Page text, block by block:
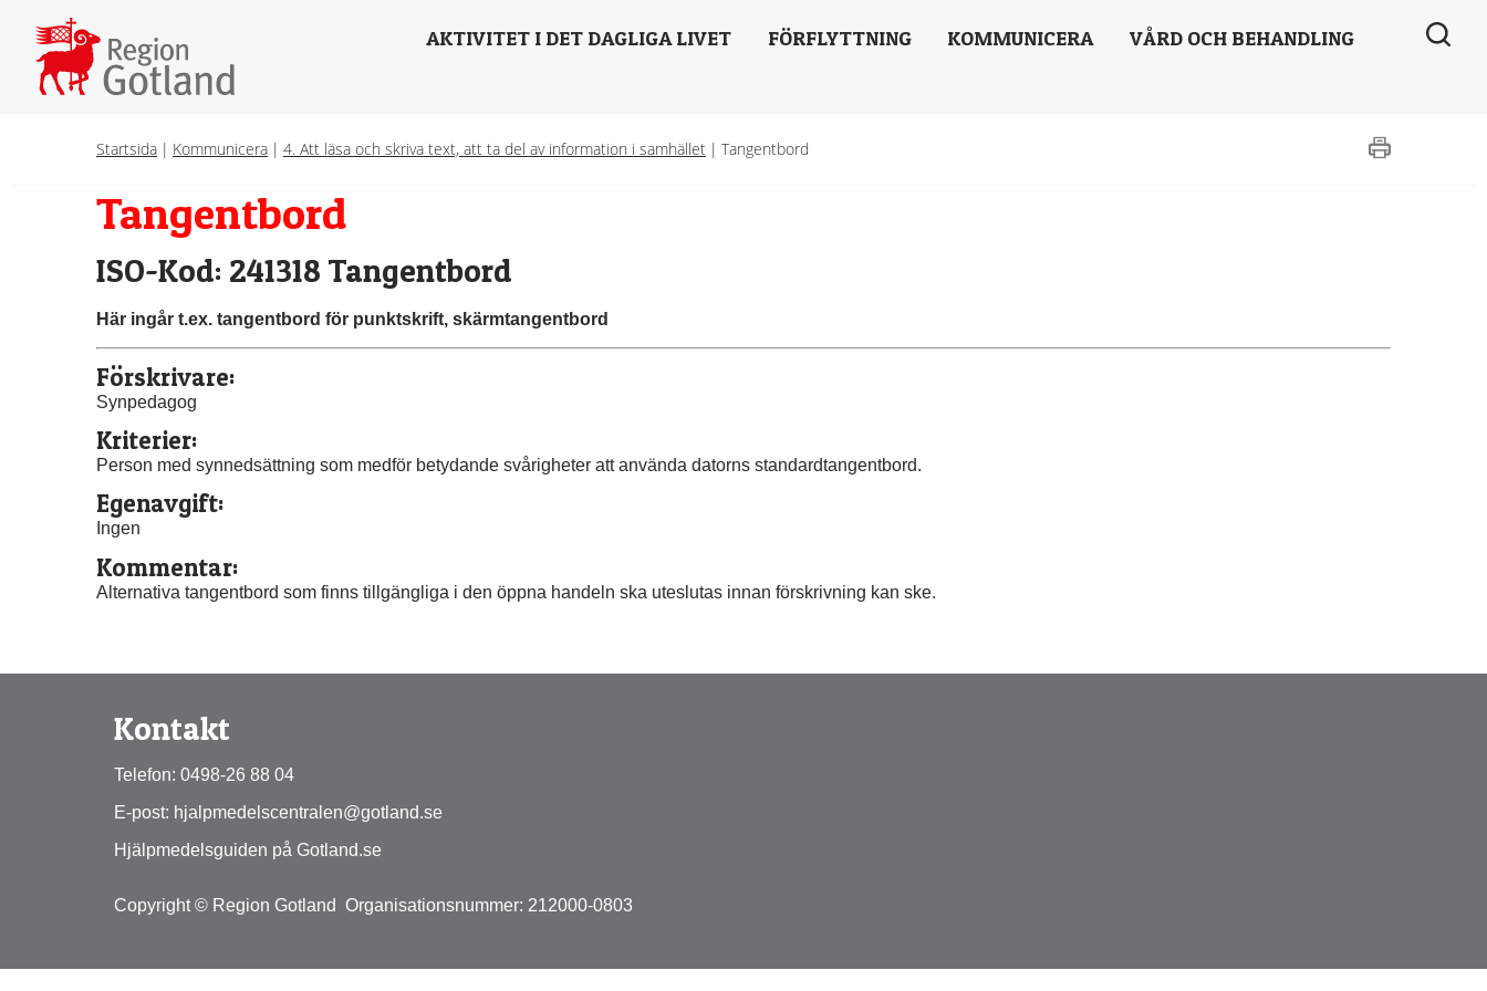
AKTIVITET I DET DAGLIGA LIVET FÖRFLYTTNING KOMMUNICERA VÅRD OCH BEHANDLING
Startsida | Kommunicera | 4. Att läsa och skriva text, att ta del av information i samhället | Tangentbord
Tangentbord
ISO-Kod: 241318 Tangentbord
Här ingår t.ex. tangentbord för punktskrift, skärmtangentbord
Förskrivare:
Synpedagog
Kriterier:
Person med synnedsättning som medför betydande svårigheter att använda datorns standardtangentbord.
Egenavgift:
Ingen
Kommentar:
Alternativa tangentbord som finns tillgängliga i den öppna handeln ska uteslutas innan förskrivning kan ske.
Kontakt
Telefon: 0498-26 88 04
E-post: hjalpmedelscentralen@gotland.se
Hjälpmedelsguiden på Gotland.se
Copyright © Region Gotland  Organisationsnummer: 212000-0803